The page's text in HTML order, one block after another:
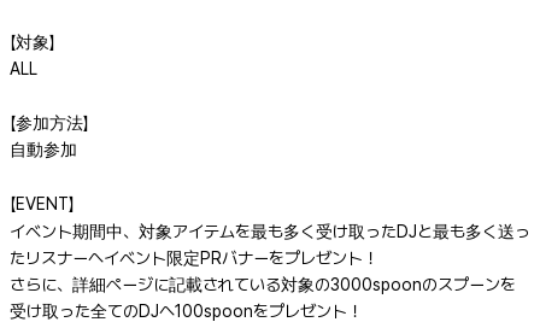
【対象】
ALL
【参加方法】
自動参加
【EVENT】
イベント期間中、対象アイテムを最も多く受け取ったDJと最も多く送っ
たリスナーへイベント限定PRバナーをプレゼント！
さらに、詳細ページに記載されている対象の3000spoonのスプーンを
受け取った全てのDJへ100spoonをプレゼント！